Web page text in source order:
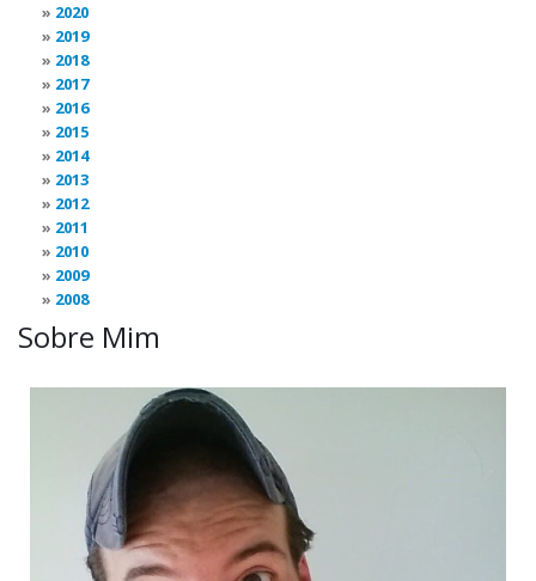
2020
2019
2018
2017
2016
2015
2014
2013
2012
2011
2010
2009
2008
Sobre Mim